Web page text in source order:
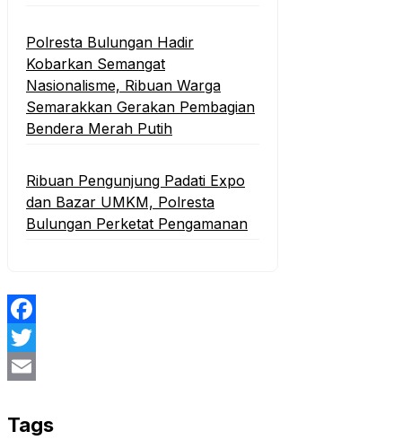
Polresta Bulungan Hadir
Kobarkan Semangat
Nasionalisme, Ribuan Warga
Semarakkan Gerakan Pembagian
Bendera Merah Putih
Ribuan Pengunjung Padati Expo
dan Bazar UMKM, Polresta
Bulungan Perketat Pengamanan
Facebook
Twitter
Tags